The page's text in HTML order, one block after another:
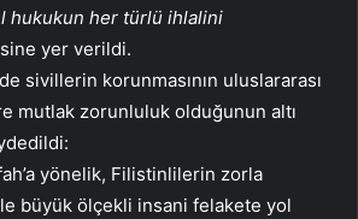
hukukun her türlü ihlalini
yer verildi.
sivillerin korunmasının uluslararası
mutlak zorunluluk olduğunun altı
yönelik, Filistinlilerin zorla
büyük ölçekli insani felakete yol